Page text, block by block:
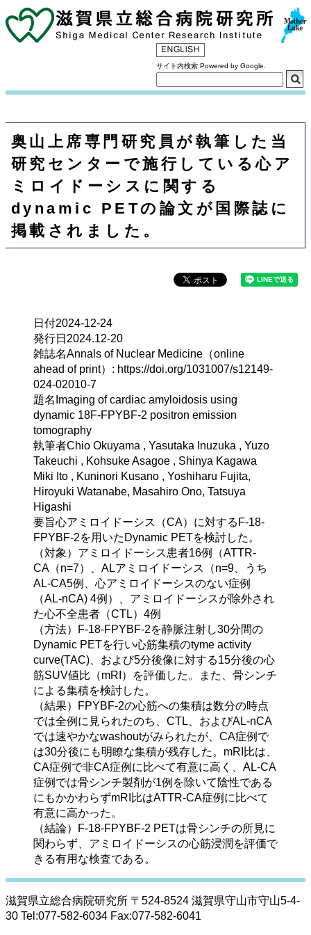
サイト内検索 Powered by Google.
奥山上席専門研究員が執筆した当
研究センターで施行している心ア
ミロイドーシスに関する
dynamic PETの論文が国際誌に
掲載されました。
日付2024-12-24
発行日 2024.12-20
雑誌名Annals of Nuclear Medicine（online
ahead of print）: https://doi.org/1031007/s12149-
024-02010-7
題名 Imaging of cardiac amyloidosis using
dynamic 18F-FPYBF-2 positron emission
tomography
執筆者Chio Okuyama , Yasutaka Inuzuka , Yuzo
Takeuchi , Kohsuke Asagoe , Shinya Kagawa
Miki Ito , Kuninori Kusano , Yoshiharu Fujita,
Hiroyuki Watanabe, Masahiro Ono, Tatsuya
Higashi
要旨心アミロイドーシス（CA）に対するF-18-
FPYBF-2を用いたDynamic PETを検討した。
（対象）アミロイドーシス患者16例（ATTR-
CA（n=7）、ALアミロイドーシス（n=9、うち
AL-CA5例、心アミロイドーシスのない症例
（AL-nCA) 4例）、アミロイドーシスが除外され
た心不全患者（CTL）4例
（方法）F-18-FPYBF-2を静脈注射し30分間の
Dynamic PETを行い心筋集積のtyme activity
curve(TAC)、および5分後像に対する15分後の心
筋SUV値比（mRI）を評価した。また、骨シンチ
による集積を検討した。
（結果）FPYBF-2の心筋への集積は数分の時点
では全例に見られたのち、CTL、およびAL-nCA
では速やかなwashoutがみられたが、CA症例で
は30分後にも明瞭な集積が残存した。mRI比は、
CA症例で非CA症例に比べて有意に高く、AL-CA
症例では骨シンチ製剤が1例を除いて陰性である
にもかかわらずmRI比はATTR-CA症例に比べて
有意に高かった。
（結論）F-18-FPYBF-2 PETは骨シンチの所見に
関わらず、アミロイドーシスの心筋浸潤を評価で
きる有用な検査である。
滋賀県立総合病院研究所 〒524-8524 滋賀県守山市守山5-4-
30 Tel:077-582-6034 Fax:077-582-6041